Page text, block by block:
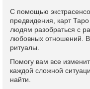
С помощью
предвидения, карт
людям разобраться с
любовных отношений.
ритуалы.
Помогу вам все
каждой сложной
найти.